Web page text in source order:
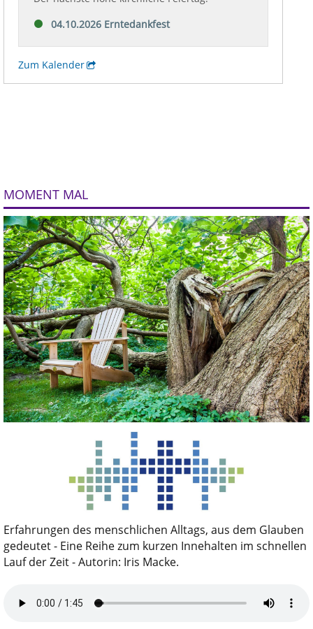
MOMENT MAL
Erfahrungen des menschlichen Alltags, aus dem Glauben
gedeutet - Eine Reihe zum kurzen Innehalten im schnellen
Lauf der Zeit - Autorin: Iris Macke.